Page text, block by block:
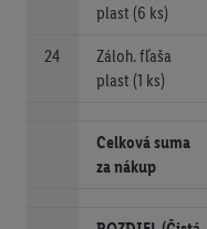
plast (6 ks)
24
Záloh. fľaša
plast (1 ks)
Celková suma
za nákup